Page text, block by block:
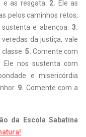
e as resgata. 2. Ele as
pelos caminhos retos,
e abençoa. 3.
da justiça, vale
5. Comente com
Ele nos sustenta com
e misericórdia
9. Comente com a
da Escola Sabatina